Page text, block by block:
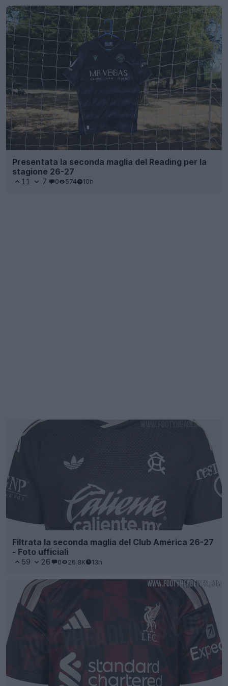
Presentata la seconda maglia del Reading per la
stagione 26-27
11 7 0 574 10h
Filtrata la seconda maglia del Club América 26-27
- Foto ufficiali
59 26 0 26.8K 13h